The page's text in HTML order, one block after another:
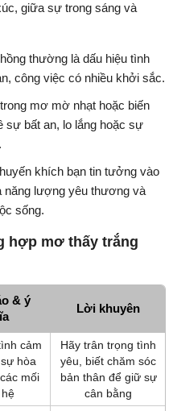
giữa sự trong sáng và
thường là dấu hiệu tình
công việc có nhiều khởi sắc.
mơ mờ nhạt hoặc biến
sự bất an, lo lắng hoặc sự
khích bạn tin tưởng vào
năng lượng yêu thương và
sống.
hợp mơ thấy trắng
& ý
Lời khuyên
cảm
hòa
mối
Hãy trân trọng tình
yêu, biết chăm sóc
bản thân để giữ sự
cân bằng